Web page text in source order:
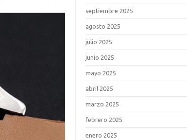
septiembre 2025
agosto 2025
julio 2025
junio 2025
mayo 2025
abril 2025
marzo 2025
febrero 2025
enero 2025